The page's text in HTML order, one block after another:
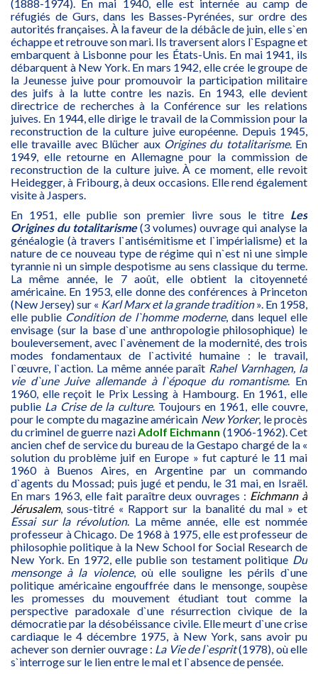
(1888-1974). En mai 1940, elle est internée au camp de
réfugiés de Gurs, dans les Basses-Pyrénées, sur ordre des
autorités françaises. À la faveur de la débâcle de juin, elle s`en
échappe et retrouve son mari. Ils traversent alors l`Espagne et
embarquent à Lisbonne pour les États-Unis. En mai 1941, ils
débarquent à New York. En mars 1942, elle crée le groupe de
la Jeunesse juive pour promouvoir la participation militaire
des juifs à la lutte contre les nazis. En 1943, elle devient
directrice de recherches à la Conférence sur les relations
juives. En 1944, elle dirige le travail de la Commission pour la
reconstruction de la culture juive européenne. Depuis 1945,
elle travaille avec Blücher aux Origines du totalitarisme. En
1949, elle retourne en Allemagne pour la commission de
reconstruction de la culture juive. À ce moment, elle revoit
Heidegger, à Fribourg, à deux occasions. Elle rend également
visite à Jaspers.
En 1951, elle publie son premier livre sous le titre Les
Origines du totalitarisme (3 volumes) ouvrage qui analyse la
généalogie (à travers l`antisémitisme et l`impérialisme) et la
nature de ce nouveau type de régime qui n`est ni une simple
tyrannie ni un simple despotisme au sens classique du terme.
La même année, le 7 août, elle obtient la citoyenneté
américaine. En 1953, elle donne des conférences à Princeton
(New Jersey) sur « Karl Marx et la grande tradition». En 1958,
elle publie Condition de l`homme moderne, dans lequel elle
envisage (sur la base d`une anthropologie philosophique) le
bouleversement, avec l`avènement de la modernité, des trois
modes fondamentaux de l`activité humaine : le travail,
l`œuvre, l`action. La même année paraît Rahel Varnhagen, la
vie d`une Juive allemande à l`époque du romantisme. En
1960, elle reçoit le Prix Lessing à Hambourg. En 1961, elle
publie La Crise de la culture. Toujours en 1961, elle couvre,
pour le compte du magazine américain New Yorker, le procès
du criminel de guerre naziAdolf Eichmann (1906-1962). Cet
ancien chef de service du bureau de la Gestapo chargé de la «
solution du problème juif en Europe » fut capturé le 11 mai
1960 à Buenos Aires, en Argentine par un commando
d`agents du Mossad; puis jugé et pendu, le 31 mai, en Israël.
En mars 1963, elle fait paraître deux ouvrages : Eichmann à
Jérusalem, sous-titré « Rapport sur la banalité du mal » et
Essai sur la révolution. La même année, elle est nommée
professeur à Chicago. De 1968 à 1975, elle est professeur de
philosophie politique à la New School for Social Research de
New York. En 1972, elle publie son testament politique Du
mensonge à la violence, où elle souligne les périls d`une
politique américaine engouffrée dans le mensonge, soupèse
les promesses du mouvement étudiant tout comme la
perspective paradoxale d`une résurrection civique de la
démocratie par la désobéissance civile. Elle meurt d`une crise
cardiaque le 4 décembre 1975, à New York, sans avoir pu
achever son dernier ouvrage : La Vie de l`esprit(1978), où elle
s`interroge sur le lien entre le mal et l`absence de pensée.